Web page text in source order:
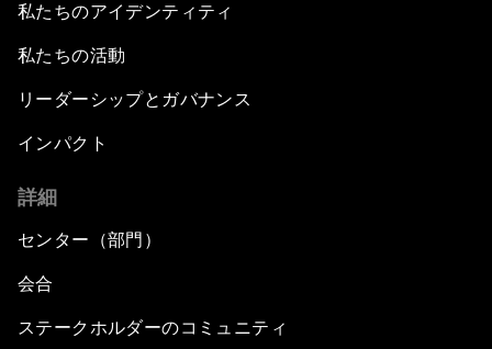
私たちのアイデンティティ
私たちの活動
リーダーシップとガバナンス
インパクト
詳細
センター（部門）
会合
ステークホルダーのコミュニティ